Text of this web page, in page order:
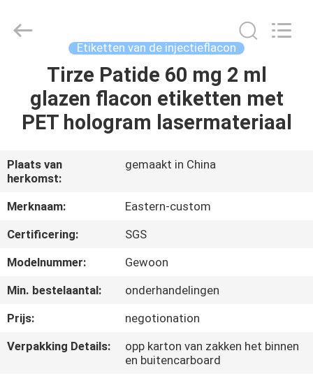
PRODUCTEN
ONGEVEER
ONS
FABRIEKSREIS
CONTACTEER
ONS
Industry
Etiketten van de injectieflacon
Tirze Patide 60 mg 2 ml
glazen flacon etiketten met
PET hologram lasermateriaal
Plaats van
herkomst:
gemaakt in China
Merknaam:
Eastern-custom
Certificering:
SGS
Modelnummer:
Gewoon
Min. bestelaantal:
onderhandelingen
Prijs:
negotionation
Verpakking Details:
opp karton van zakken het binnen
en buitencarboard